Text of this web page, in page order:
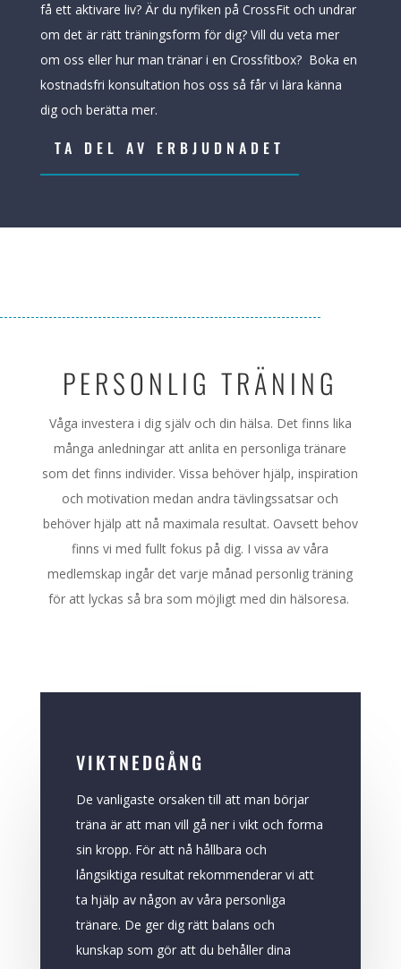
få ett aktivare liv? Är du nyfiken på CrossFit och undrar
om det är rätt träningsform för dig? Vill du veta mer
om oss eller hur man tränar i en Crossfitbox? Boka en
kostnadsfri konsultation hos oss så får vi lära känna
dig och berätta mer.
TA DEL AV ERBJUDNADET
PERSONLIG TRÄNING
Våga investera i dig själv och din hälsa. Det finns lika
många anledningar att anlita en personliga tränare
som det finns individer. Vissa behöver hjälp, inspiration
och motivation medan andra tävlingssatsar och
behöver hjälp att nå maximala resultat. Oavsett behov
finns vi med fullt fokus på dig. I vissa av våra
medlemskap ingår det varje månad personlig träning
för att lyckas så bra som möjligt med din hälsoresa.
VIKTNEDGÅNG
De vanligaste orsaken till att man börjar
träna är att man vill gå ner i vikt och forma
sin kropp. För att nå hållbara och
långsiktiga resultat rekommenderar vi att
ta hjälp av någon av våra personliga
tränare. De ger dig rätt balans och
kunskap som gör att du behåller dina